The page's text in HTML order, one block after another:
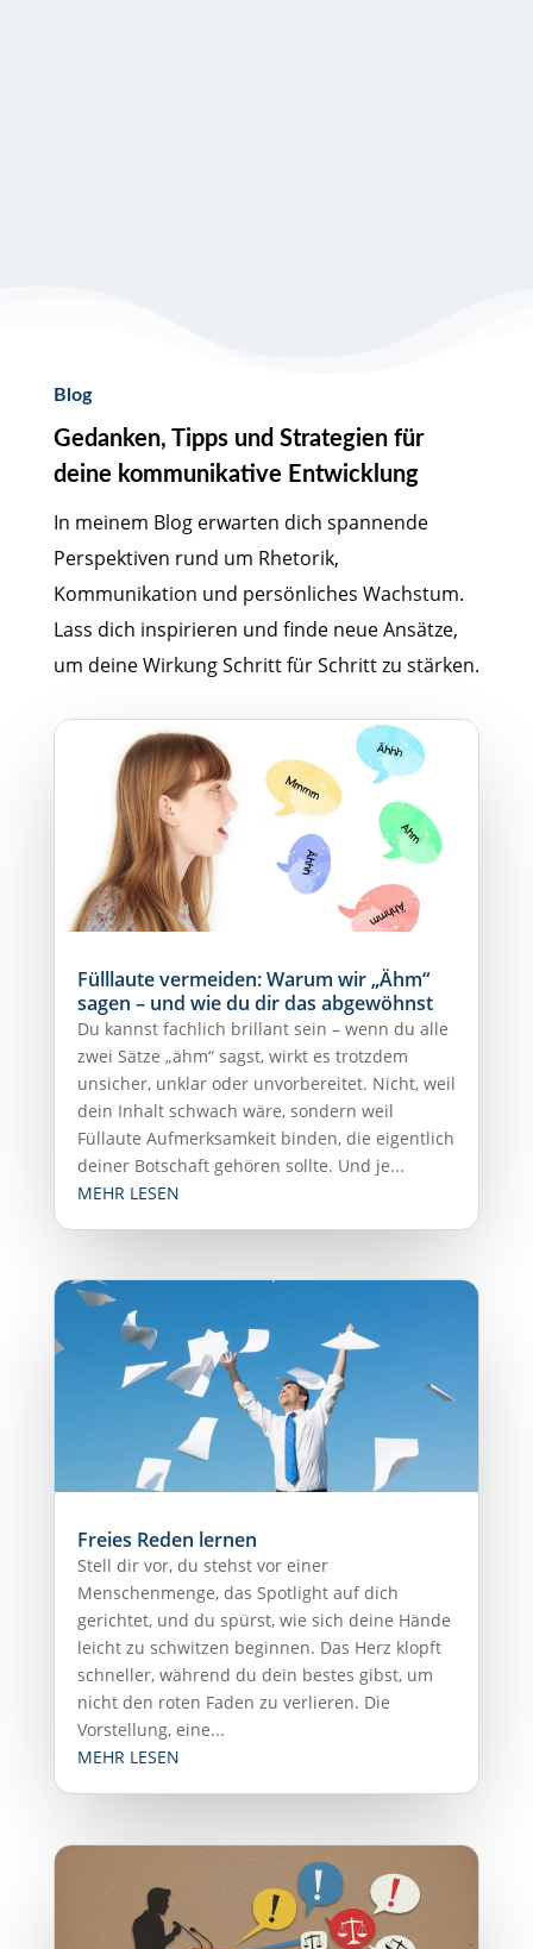
Blog
Gedanken, Tipps und Strategien für
deine kommunikative Entwicklung
In meinem Blog erwarten dich spannende
Perspektiven rund um Rhetorik,
Kommunikation und persönliches Wachstum.
Lass dich inspirieren und finde neue Ansätze,
um deine Wirkung Schritt für Schritt zu stärken.
Fülllaute vermeiden: Warum wir „Ähm“
sagen – und wie du dir das abgewöhnst
Du kannst fachlich brillant sein – wenn du alle
zwei Sätze „ähm“ sagst, wirkt es trotzdem
unsicher, unklar oder unvorbereitet. Nicht, weil
dein Inhalt schwach wäre, sondern weil
Füllaute Aufmerksamkeit binden, die eigentlich
deiner Botschaft gehören sollte. Und je...
MEHR LESEN
Freies Reden lernen
Stell dir vor, du stehst vor einer
Menschenmenge, das Spotlight auf dich
gerichtet, und du spürst, wie sich deine Hände
leicht zu schwitzen beginnen. Das Herz klopft
schneller, während du dein bestes gibst, um
nicht den roten Faden zu verlieren. Die
Vorstellung, eine...
MEHR LESEN